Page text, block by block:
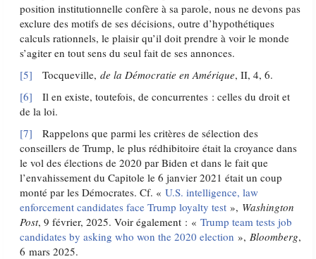
position institutionnelle confère à sa parole, nous ne devons pas
exclure des motifs de ses décisions, outre d’hypothétiques
calculs rationnels, le plaisir qu’il doit prendre à voir le monde
s’agiter en tout sens du seul fait de ses annonces.
[5] Tocqueville,de la Démocratie en Amérique, II, 4, 6.
[6] Il en existe, toutefois, de concurrentes : celles du droit et
de la loi.
[7] Rappelons que parmi les critères de sélection des
conseillers de Trump, le plus rédhibitoire était la croyance dans
le vol des élections de 2020 par Biden et dans le fait que
l’envahissement du Capitole le 6 janvier 2021 était un coup
monté par les Démocrates. Cf. «U.S. intelligence, law
enforcement candidates face Trump loyalty test », Washington
Post, 9 février, 2025. Voir également : «Trump team tests job
candidates by asking who won the 2020 election », Bloomberg,
6 mars 2025.